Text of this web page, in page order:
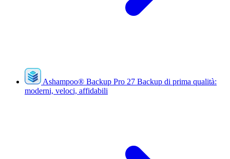
Ashampoo® Backup Pro 27 Backup di prima qualità:
moderni, veloci, affidabili